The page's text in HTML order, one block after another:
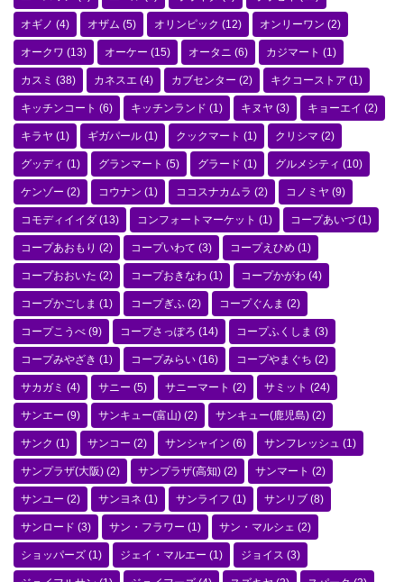
オギノ (4) オザム (5) オリンピック (12) オンリーワン (2)
オークワ (13) オーケー (15) オータニ (6) カジマート (1)
カスミ (38) カネスエ (4) カブセンター (2) キクコーストア (1)
キッチンコート (6) キッチンランド (1) キヌヤ (3) キョーエイ (2)
キラヤ (1) ギガパール (1) クックマート (1) クリシマ (2)
グッディ (1) グランマート (5) グラード (1) グルメシティ (10)
ケンゾー (2) コウナン (1) ココスナカムラ (2) コノミヤ (9)
コモディイイダ (13) コンフォートマーケット (1) コープあいづ(1)
コープあおもり (2) コープいわて (3) コープえひめ (1)
コープおおいた (2) コープおきなわ (1) コープかがわ (4)
コープかごしま (1) コープぎふ (2) コープぐんま (2)
コープこうべ (9) コープさっぽろ (14) コープふくしま (3)
コープみやざき (1) コープみらい (16) コープやまぐち (2)
サカガミ (4) サニー (5) サニーマート (2) サミット (24)
サンエー (9) サンキュー(富山) (2) サンキュー(鹿児島) (2)
サンク (1) サンコー (2) サンシャイン (6) サンフレッシュ (1)
サンプラザ(大阪) (2) サンプラザ(高知) (2) サンマート (2)
サンユー (2) サンヨネ (1) サンライフ (1) サンリブ (8)
サンロード (3) サン・フラワー (1) サン・マルシェ (2)
ショッパーズ (1) ジェイ・マルエー (1) ジョイス (3)